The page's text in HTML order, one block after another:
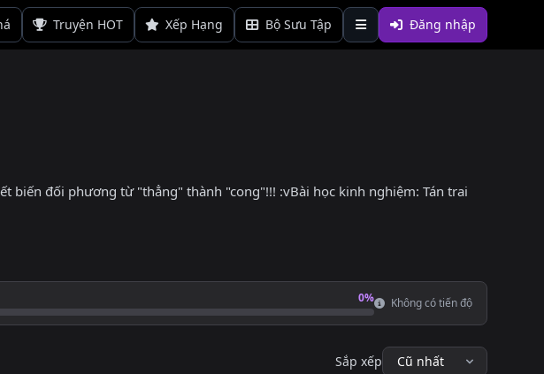
Truyện HOT Xếp Hạng Bộ Sưu Tập Đăng nhập
biến đối phương từ "thẳng" thành "cong"!!! :vBài học kinh nghiệm: Tán trai
0% Không có tiến độ
Sắp xếp